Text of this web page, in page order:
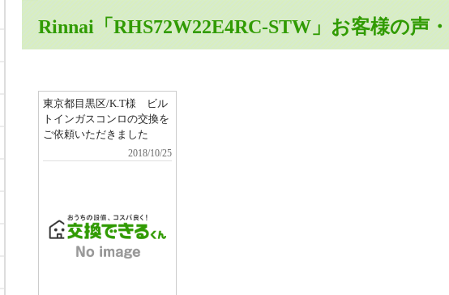
Rinnai「RHS72W22E4RC-STW」お客様の声
東京都目黒区/K.T様 ビル
トインガスコンロの交換を
ご依頼いただきました
2018/10/25